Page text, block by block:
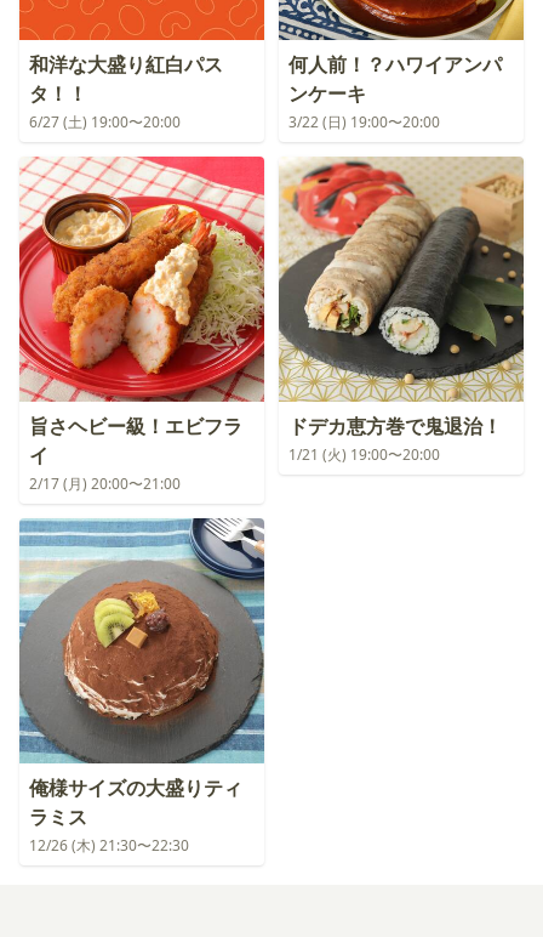
和洋な大盛り紅白パス
タ！！
6/27 (土) 19:00〜20:00
何人前！？ハワイアンパ
ンケーキ
3/22 (日) 19:00〜20:00
旨さヘビー級！エビフラ
イ
2/17 (月) 20:00〜21:00
ドデカ恵方巻で鬼退治！
1/21 (火) 19:00〜20:00
俺様サイズの大盛りティ
ラミス
12/26 (木) 21:30〜22:30